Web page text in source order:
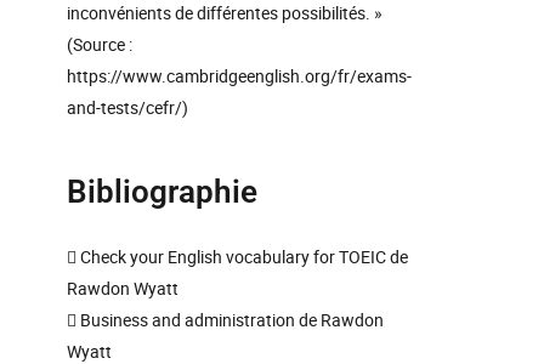
inconvénients de différentes possibilités. »
(Source :
https://www.cambridgeenglish.org/fr/exams-
and-tests/cefr/)
Bibliographie
 Check your English vocabulary for TOEIC de
Rawdon Wyatt
 Business and administration de Rawdon
Wyatt